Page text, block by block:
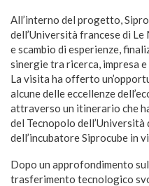
All’interno del progetto,
dell’Università francese di
e scambio di esperienze,
sinergie tra ricerca, impresa
La visita ha offerto
alcune delle eccellenze
attraverso un itinerario che
del Tecnopolo dell’Università
dell’incubatore Siprocube in
Dopo un approfondimento
trasferimento tecnologico